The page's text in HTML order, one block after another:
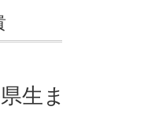
生ま